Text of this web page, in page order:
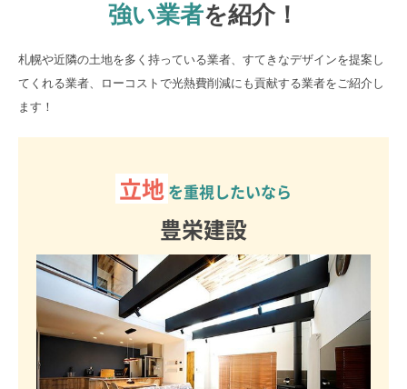
強い業者を紹介！
札幌や近隣の土地を多く持っている業者、すてきなデザインを提案し
てくれる業者、ローコストで光熱費削減にも貢献する業者をご紹介し
ます！
立地 を重視したいなら
豊栄建設